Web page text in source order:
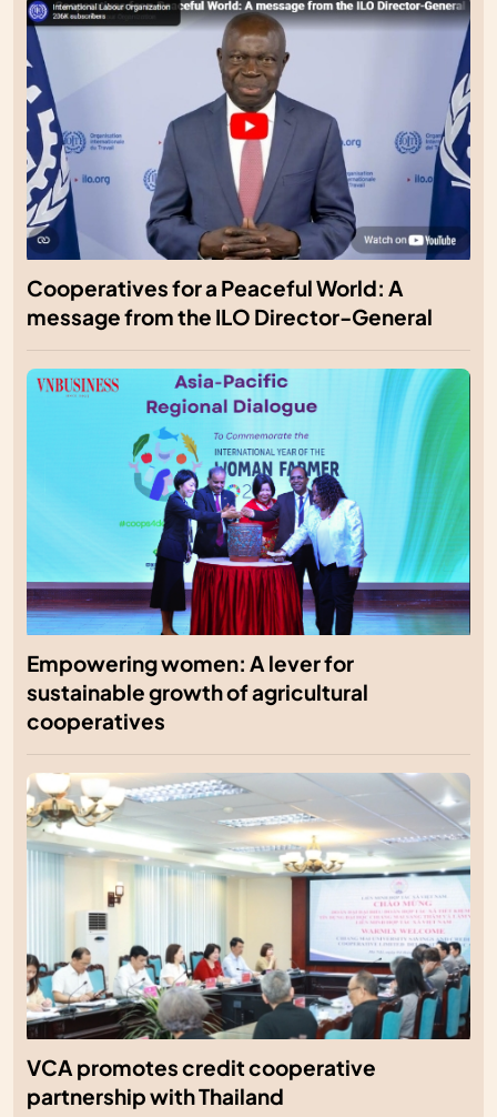
Cooperatives for a Peaceful World: A
message from the ILO Director-General
Empowering women: A lever for
sustainable growth of agricultural
cooperatives
VCA promotes credit cooperative
partnership with Thailand